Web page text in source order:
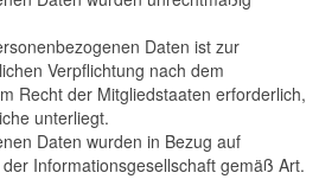
Daten ist zur
Verpflichtung nach dem
Recht der Mitgliedstaaten erforderlich,
unterliegt.
Daten wurden in Bezug auf
Informationsgesellschaft gemäß Art.